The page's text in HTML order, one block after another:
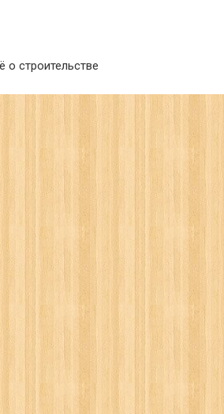
о строительстве